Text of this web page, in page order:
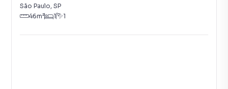
São Paulo, SP
46m² 1 1